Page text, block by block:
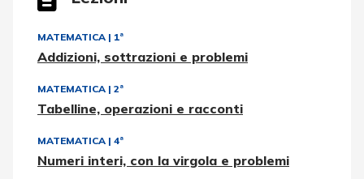
MATEMATICA | 1ª
Addizioni, sottrazioni e problemi
MATEMATICA | 2ª
Tabelline, operazioni e racconti
MATEMATICA | 4ª
Numeri interi, con la virgola e problemi